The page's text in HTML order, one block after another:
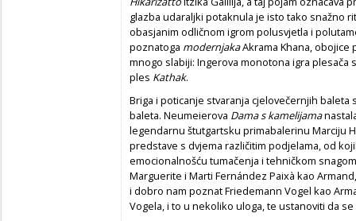
glazba udaraljki potaknula je isto tako snažno
obasjanim odličnom igrom polusvjetla i
poznatoga modernjakaAkrama Khana, obojice
mnogo slabiji: Ingerova monotona igra plesača
ples Kathak.
Briga i poticanje stvaranja cjelovečernjih baleta
baleta. Neumeierova Dama s kamelijama
legendarnu štutgartsku primabalerinu Marciju
predstave s dvjema različitim podjelama, od
emocionalnošću tumačenja i tehničkom
Marguerite i Marti Fernández Paixà kao
i dobro nam poznat Friedemann Vogel kao
Vogela, i to u nekoliko uloga, te ustanoviti da